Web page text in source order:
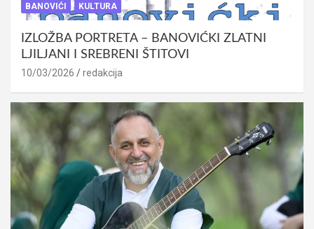
BANOVIĆI KULTURA
IZLOŽBA PORTRETA – BANOVIĆKI ZLATNI
LJILJANI I SREBRENI ŠTITOVI
10/03/2026 redakcija